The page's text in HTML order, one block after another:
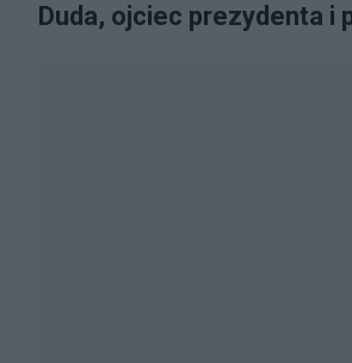
Duda, ojciec prezydenta i